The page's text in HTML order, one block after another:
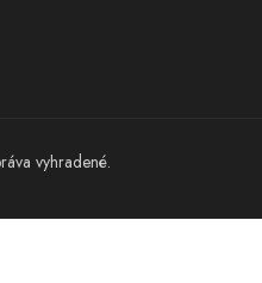
vyhradené.